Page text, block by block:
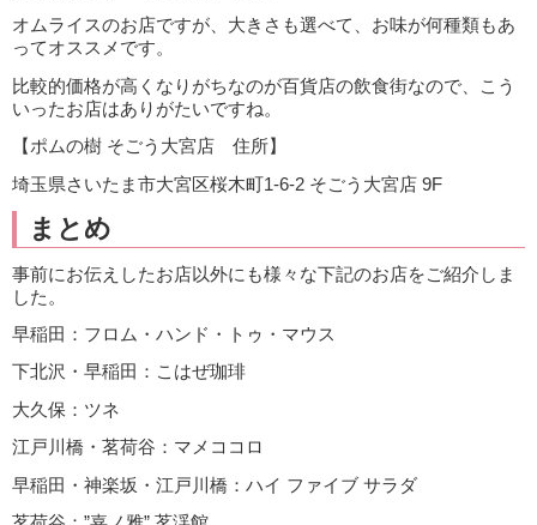
オムライスのお店ですが、大きさも選べて、お味が何種類もあ
ってオススメです。
比較的価格が高くなりがちなのが百貨店の飲食街なので、こう
いったお店はありがたいですね。
【ポムの樹 そごう大宮店 住所】
埼玉県さいたま市大宮区桜木町1-6-2 そごう大宮店 9F
まとめ
事前にお伝えしたお店以外にも様々な下記のお店をご紹介しま
した。
早稲田：フロム・ハンド・トゥ・マウス
下北沢・早稲田：こはぜ珈琲
大久保：ツネ
江戸川橋・茗荷谷：マメココロ
早稲田・神楽坂・江戸川橋：ハイ ファイブ サラダ